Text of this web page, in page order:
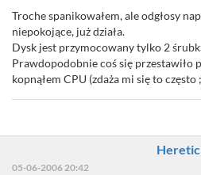
Troche spanikowałem, ale odgłosy
niepokojące, już działa.
Dysk jest przymocowany tylko 2
Prawdopodobnie coś się przestawiło
kopnąłem CPU (zdaża mi się to często
Heretic
05-06-2006 20:42